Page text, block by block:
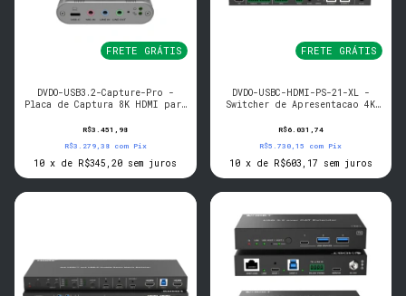
FRETE GRÁTIS
DVDO-USB3.2-Capture-Pro -
Placa de Captura 8K HDMI para
R$3.451,98
R$3.279,38 com Pix
10 x de R$345,20 sem juros
FRETE GRÁTIS
DVDO-USBC-HDMI-PS-21-XL -
Switcher de Apresentacao 4K
2 LAN
R$6.031,74
R$5.730,15 com Pix
10 x de R$603,17 sem juros